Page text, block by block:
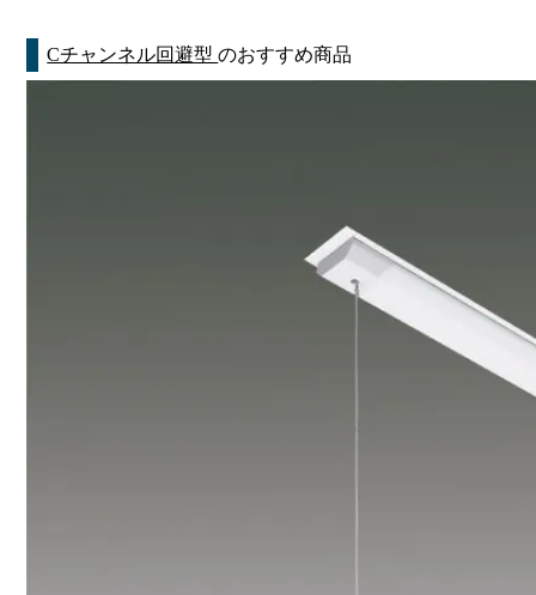
Cチャンネル回避型のおすすめ商品